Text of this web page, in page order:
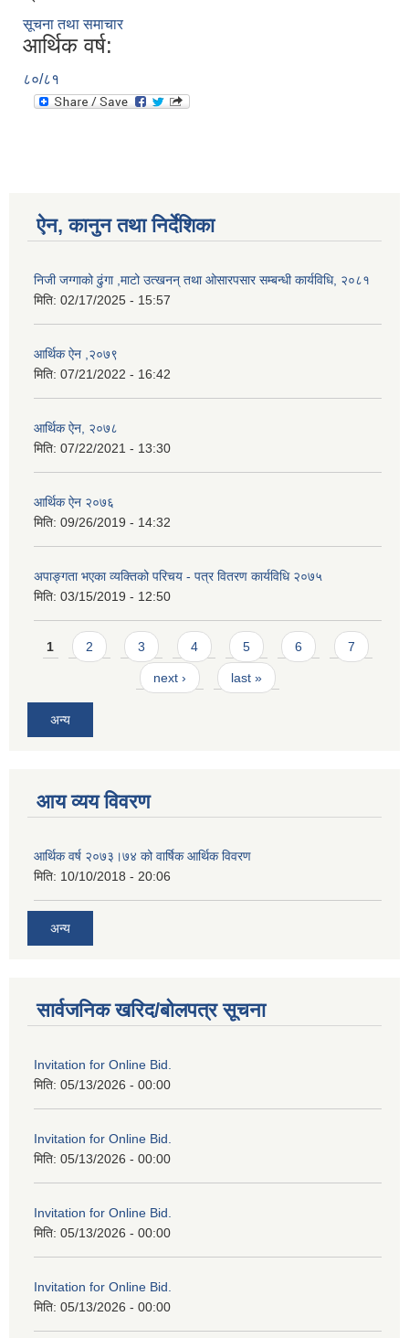
सूचना तथा समाचार
आर्थिक वर्ष:
८०/८१
ऐन, कानुन तथा निर्देशिका
निजी जग्गाको ढुंगा ,माटो उत्खनन् तथा ओसारपसार सम्बन्धी कार्यविधि, २०८१
मिति: 02/17/2025 - 15:57
आर्थिक ऐन ,२०७९
मिति: 07/21/2022 - 16:42
आर्थिक ऐन, २०७८
मिति: 07/22/2021 - 13:30
आर्थिक ऐन २०७६
मिति: 09/26/2019 - 14:32
अपाङ्गता भएका व्यक्तिको परिचय - पत्र वितरण कार्यविधि २०७५
मिति: 03/15/2019 - 12:50
Pages
1 2 3 4 5 6 7
next › last »
अन्य
आय व्यय विवरण
आर्थिक वर्ष २०७३।७४ को वार्षिक आर्थिक विवरण
मिति: 10/10/2018 - 20:06
अन्य
सार्वजनिक खरिद/बोलपत्र सूचना
Invitation for Online Bid.
मिति: 05/13/2026 - 00:00
Invitation for Online Bid.
मिति: 05/13/2026 - 00:00
Invitation for Online Bid.
मिति: 05/13/2026 - 00:00
Invitation for Online Bid.
मिति: 05/13/2026 - 00:00